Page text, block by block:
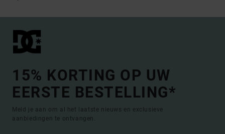
15% KORTING OP UW
EERSTE BESTELLING*
Meld je aan om al het laatste nieuws en exclusieve
aanbiedingen te ontvangen.